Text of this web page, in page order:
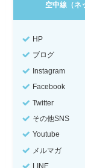
空中線（ネ
HP
ブログ
Instagram
Facebook
Twitter
その他SNS
Youtube
メルマガ
LINE